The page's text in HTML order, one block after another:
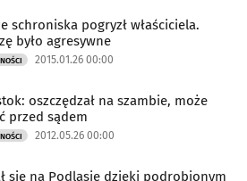
schroniska pogryzł właściciela.
było agresywne
2015.01.26 00:00
oszczędzał na szambie, może
przed sądem
2012.05.26 00:00
się na Podlasie dzięki podrobionym